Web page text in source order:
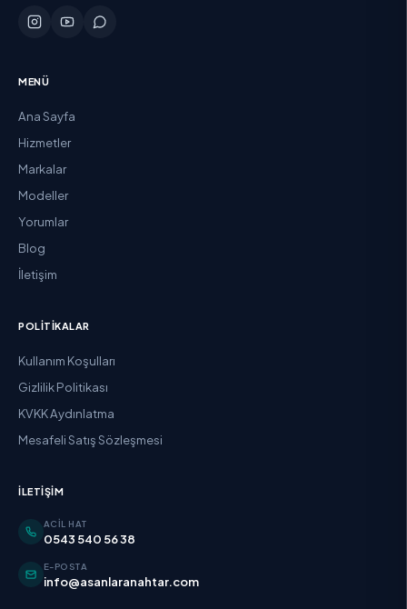
MENÜ
Ana Sayfa
Hizmetler
Markalar
Modeller
Yorumlar
Blog
İletişim
POLITIKALAR
Kullanım Koşulları
Gizlilik Politikası
KVKK Aydınlatma
Mesafeli Satış Sözleşmesi
İLETIŞIM
ACIL HAT
0543 540 56 38
E-POSTA
info@asanlaranahtar.com